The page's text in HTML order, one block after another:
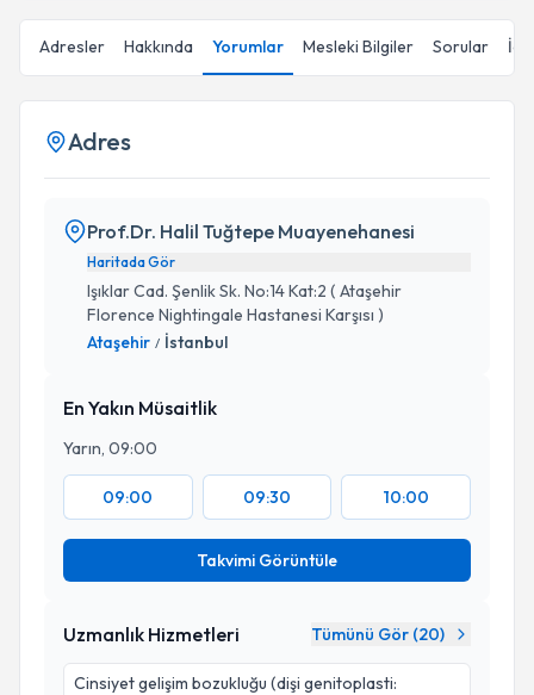
Adresler Hakkında Yorumlar Mesleki Bilgiler Sorular
Adres
Prof.Dr. Halil Tuğtepe Muayenehanesi
Haritada Gör
Işıklar Cad. Şenlik Sk. No:14 Kat:2 ( Ataşehir
Florence Nightingale Hastanesi Karşısı )
Ataşehir / İstanbul
En Yakın Müsaitlik
Yarın, 09:00
09:00 09:30 10:00
Takvimi Görüntüle
Uzmanlık Hizmetleri Tümünü Gör (20)
Cinsiyet gelişim bozukluğu (dişi genitoplasti: